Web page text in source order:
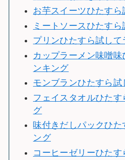
お芋スイーツひたす
ミートソースひたす
プリンひたすら試して
カップラーメン味噌味
ンキング
モンブランひたすら
フェイスタオルひた
グ
味付きだしパックひた
ング
コーヒーゼリーひた